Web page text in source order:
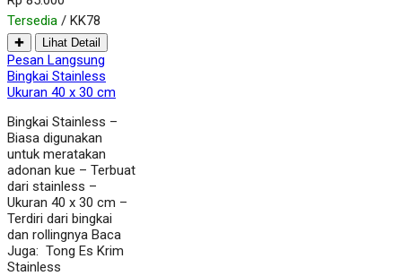
Tersedia / KK78
✚ Lihat Detail
Pesan Langsung
Bingkai Stainless
Ukuran 40 x 30 cm
Bingkai Stainless –
Biasa digunakan
untuk meratakan
adonan kue – Terbuat
dari stainless –
Ukuran 40 x 30 cm –
Terdiri dari bingkai
dan rollingnya Baca
Juga: Tong Es Krim
Stainless